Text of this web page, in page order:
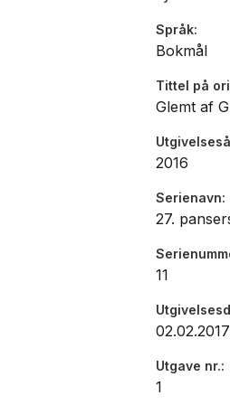
Språk
Bokmål
Tittel på
Glemt af
2016
Serienavn
27.
11
02.02.2017
Utgave nr.
1